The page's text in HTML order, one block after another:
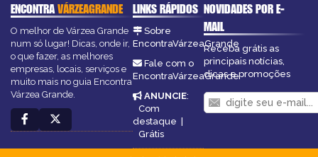
ENCONTRAVÁRZEAGRANDE
O melhor de Várzea Grande
num só lugar! Dicas, onde ir,
o que fazer, as melhores
empresas, locais, serviços e
muito mais no guia Encontra
Várzea Grande.
LINKS RÁPIDOS
Sobre
EncontraVárzeaGrande
Fale com o
EncontraVárzeaGrande
ANUNCIE:
Com
destaque
Grátis
NOVIDADES POR E-
MAIL
Receba grátis as
principais notícias,
dicas e promoções